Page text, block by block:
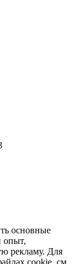
Explorer
Изделия
которые имеют
организму.
своим
шевронов,
но
Как мужского,
от того,
себя от
которые
считается не
основные
опыт,
рекламу. Для
cookie, см.